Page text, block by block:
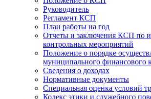
Руководитель
Регламент КСП
План работы на год
Отчеты и заключения КСП по
контрольных мероприятий
Положение о порядке
муниципального финансового
Сведения о доходах
Нормативные документы
Специальная оценка условий
Кодекс этики и служебного